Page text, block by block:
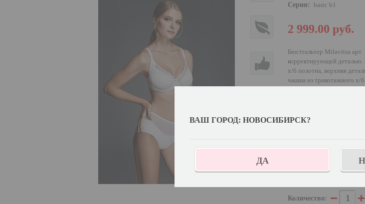
Серия: basic b1
2 999.00 руб.
Бюстгальтер Milavitsa арт.
корректирующей деталью.
х/б полотна, верхняя
чашки из трикотажного х/
Выберите
Выберите размер: 70E
Количество:
ВАШ ГОРОД: НОВОСИБИРСК?
ДА